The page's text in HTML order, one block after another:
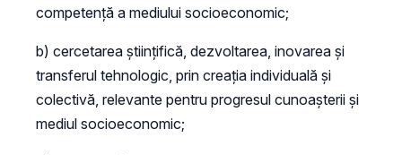
competenţă a mediului socioeconomic;
b) cercetarea ştiinţifică, dezvoltarea, inovarea şi
transferul tehnologic, prin creaţia individuală şi
colectivă, relevante pentru progresul cunoaşterii şi
mediul socioeconomic;